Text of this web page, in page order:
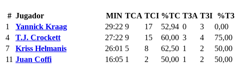
# Jugador MIN TCA TCI %TC T3A T3I %T3
1
Yannick Kraag 29:22 9 17 52,94 0 3 0,00
4
T.J. Crockett 27:22 9 15 60,00 3 4 75,00
7
Kriss Helmanis 26:01 5 8 62,50 1 2 50,00
11 Juan Coffi 16:05 1 2 50,00 1 2 50,00